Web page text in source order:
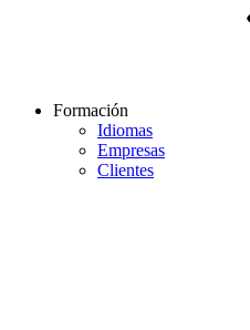
Formación
Idiomas
Empresas
Clientes